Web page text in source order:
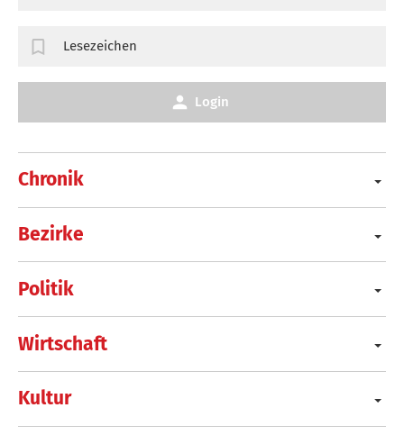
Chronik
Bezirke
Politik
Wirtschaft
Kultur
Lesezeichen
Login